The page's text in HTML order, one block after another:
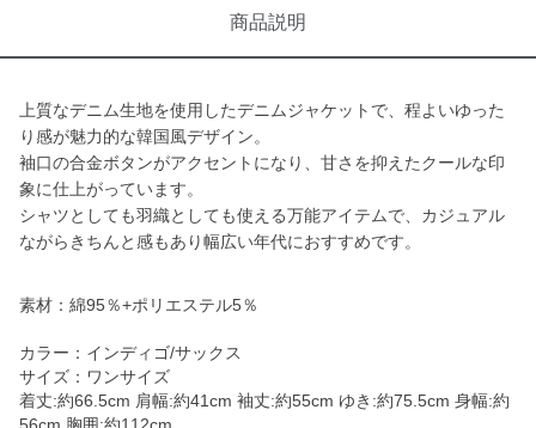
商品説明
上質なデニム生地を使用したデニムジャケットで、程よいゆった
り感が魅力的な韓国風デザイン。
袖口の合金ボタンがアクセントになり、甘さを抑えたクールな印
象に仕上がっています。
シャツとしても羽織としても使える万能アイテムで、カジュアル
ながらきちんと感もあり幅広い年代におすすめです。
素材：綿95％+ポリエステル5％
カラー：インディゴ/サックス
サイズ：ワンサイズ
着丈:約66.5cm 肩幅:約41cm 袖丈:約55cm ゆき:約75.5cm 身幅:約